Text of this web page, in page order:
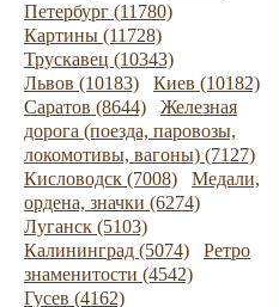
Петербург (11780)
Картины (11728)
Трускавец (10343)
Львов (10183)
Киев (10182)
Саратов (8644)
Железная
дорога (поезда, паровозы,
локомотивы, вагоны) (7127)
Кисловодск (7008)
Медали,
ордена, значки (6274)
Луганск (5103)
Калининград (5074)
Ретро
знаменитости (4542)
Гусев (4162)